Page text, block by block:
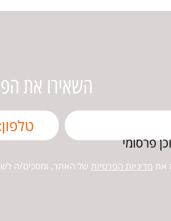
השאירו את
פרסומי
את מדיניות הפרטיות של האתר, ומסכים/ה